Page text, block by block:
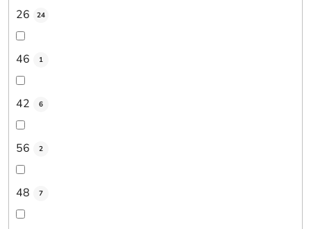
26 24
46 1
42 6
56 2
48 7